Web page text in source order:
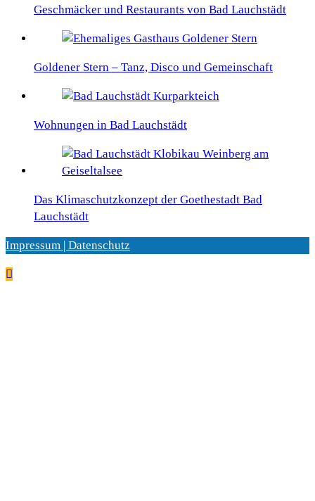
Geschmäcker und Restaurants von Bad Lauchstädt
Goldener Stern – Tanz, Disco und Gemeinschaft
Wohnungen in Bad Lauchstädt
Das Klimaschutzkonzept der Goethestadt Bad
Lauchstädt
Impressum | Datenschutz